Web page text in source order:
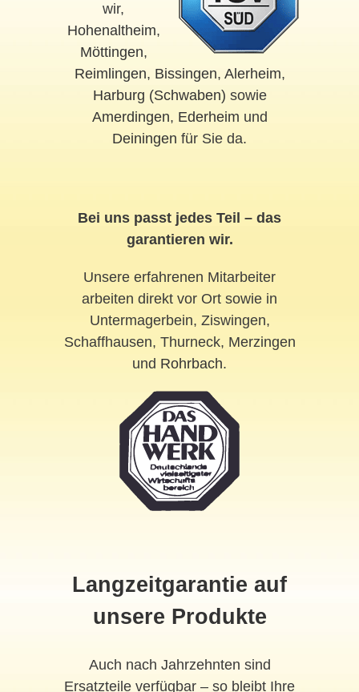
wir,
Hohenaltheim,
Möttingen,
Reimlingen, Bissingen, Alerheim,
Harburg (Schwaben) sowie
Amerdingen, Ederheim und
Deiningen für Sie da.
Bei uns passt jedes Teil – das
garantieren wir.
Unsere erfahrenen Mitarbeiter
arbeiten direkt vor Ort sowie in
Untermagerbein, Ziswingen,
Schaffhausen, Thurneck, Merzingen
und Rohrbach.
Langzeitgarantie auf
unsere Produkte
Auch nach Jahrzehnten sind
Ersatzteile verfügbar – so bleibt Ihre